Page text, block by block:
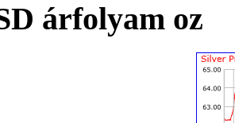
árfolyam oz